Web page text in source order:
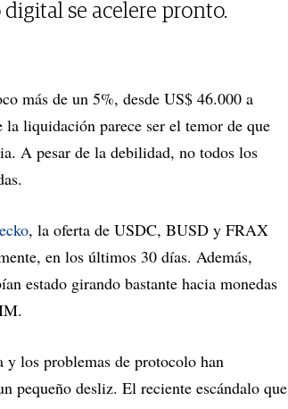
se acelere pronto.
más de un 5%, desde US$ 46.000 a
liquidación parece ser el temor de que
A pesar de la debilidad, no todos los
, la oferta de USDC, BUSD y FRAX
en los últimos 30 días. Además,
estado girando bastante hacia monedas
y los problemas de protocolo han
pequeño desliz. El reciente escándalo que